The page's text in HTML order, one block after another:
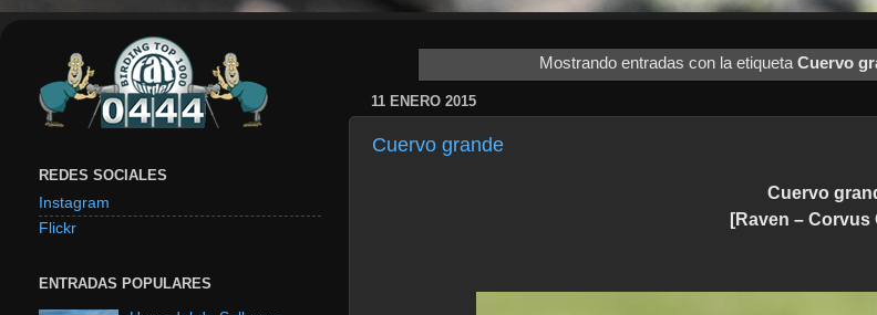
Mostrando entradas con la etiquetaCuervo
11 ENERO 2015
Cuervo grande
Cuervo
[Raven – Corvus
REDES SOCIALES
Instagram
Flickr
ENTRADAS POPULARES